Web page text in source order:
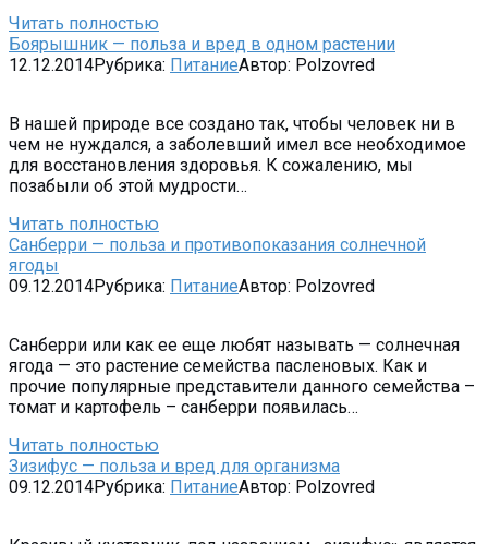
Читать полностью
Боярышник — польза и вред в одном растении
12.12.2014Рубрика: ПитаниеАвтор: Polzovred
В нашей природе все создано так, чтобы человек ни в
чем не нуждался, а заболевший имел все необходимое
для восстановления здоровья. К сожалению, мы
позабыли об этой мудрости…
Читать полностью
Санберри — польза и противопоказания солнечной
ягоды
09.12.2014Рубрика: ПитаниеАвтор: Polzovred
Санберри или как ее еще любят называть — солнечная
ягода — это растение семейства пасленовых. Как и
прочие популярные представители данного семейства –
томат и картофель – санберри появилась…
Читать полностью
Зизифус — польза и вред для организма
09.12.2014Рубрика: ПитаниеАвтор: Polzovred